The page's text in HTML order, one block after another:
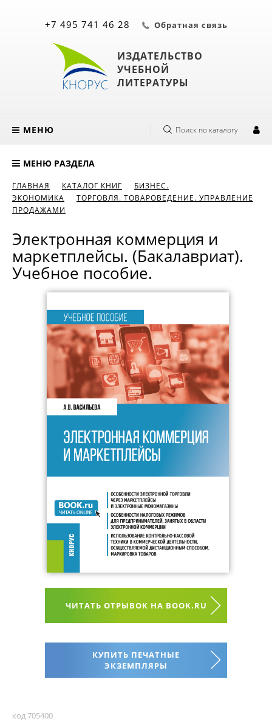
ИЗДАТЕЛЬСТВО
УЧЕБНОЙ
ЛИТЕРАТУРЫ
+7 495 741 46 28 Обратная связь
МЕНЮ Поиск по каталогу
МЕНЮ РАЗДЕЛА
ГЛАВНАЯ КАТАЛОГ КНИГ
БИЗНЕС.
ЭКОНОМИКА
ТОРГОВЛЯ. ТОВАРОВЕДЕНИЕ. УПРАВЛЕНИЕ
ПРОДАЖАМИ
Электронная коммерция и
маркетплейсы. (Бакалавриат).
Учебное пособие.
ЧИТАТЬ ОТРЫВОК НА BOOK.RU
КУПИТЬ ПЕЧАТНЫЕ
ЭКЗЕМПЛЯРЫ
код 705400